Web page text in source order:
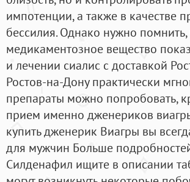
импотенции, а также в качестве
бессилия. Однако нужно
медикаментозное вещество
и лечении сиалис с доставкой
Ростов-на-Дону практически
препараты можно попробовать,
прием именно дженериков
купить дженерик Виагры вы
для мужчин Больше
Силденафил ищите в описании